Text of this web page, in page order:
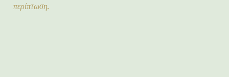
περίπτωση.